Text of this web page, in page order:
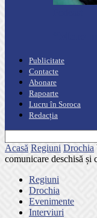
Publicitate
Contacte
Abonare
Rapoarte
Lucru în Soroca
Redacția
Acasă Regiuni Drochia
comunicare deschisă și
Regiuni
Drochia
Evenimente
Interviuri